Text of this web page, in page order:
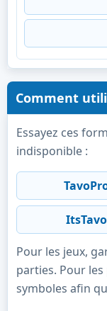
Comment
Essayez ces
indisponible :
ItsTavo
Pour les jeux,
parties. Pour
symboles afin